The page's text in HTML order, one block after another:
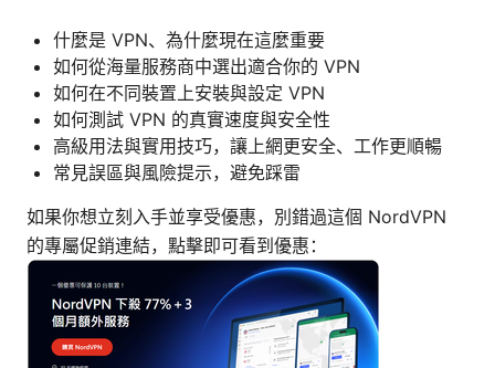
什麼是 VPN、為什麼現在這麼重要
如何從海量服務商中選出適合你的 VPN
如何在不同裝置上安裝與設定 VPN
如何測試 VPN 的真實速度與安全性
高級用法與實用技巧，讓上網更安全、工作更順暢
常見誤區與風險提示，避免踩雷
如果你想立刻入手並享受優惠，別錯過這個 NordVPN
的專屬促銷連結，點擊即可看到優惠：